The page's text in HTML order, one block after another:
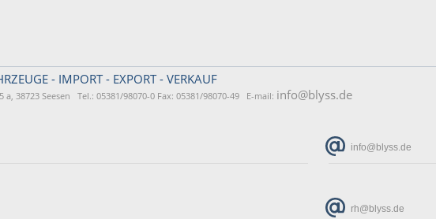
- IMPORT - EXPORT - VERKAUF
a, 38723 Seesen Tel.: 05381/98070-0 Fax: 05381/98070-49 E-mail: info@blyss.de
info@blyss.de
rh@blyss.de